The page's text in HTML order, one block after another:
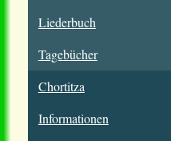
Liederbuch
Tagebücher
Chortitza
Informationen